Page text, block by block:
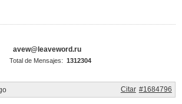
avew@leaveword.ru
Total de Mensajes: 1312304
#1684796
Citar